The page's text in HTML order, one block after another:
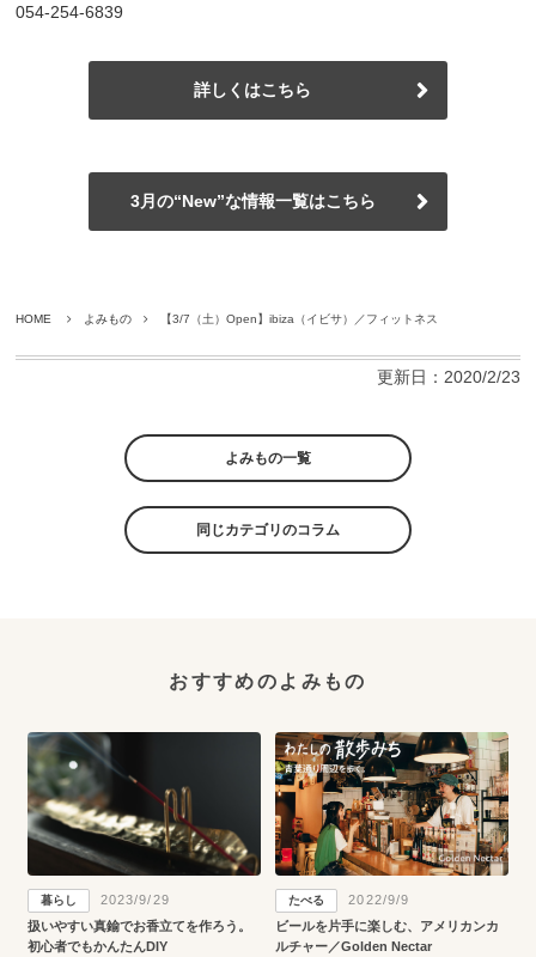
054-254-6839
詳しくはこちら
3月の“New”な情報一覧はこちら
HOME よみもの 【3/7（土）Open】ibiza（イビサ）／フィットネス
更新日：2020/2/23
よみもの一覧
同じカテゴリのコラム
おすすめのよみもの
暮らし
2023/9/29
扱いやすい真鍮でお香立てを作ろう。
初心者でもかんたんDIY
たべる
2022/9/9
ビールを片手に楽しむ、アメリカンカ
ルチャー／Golden Nectar